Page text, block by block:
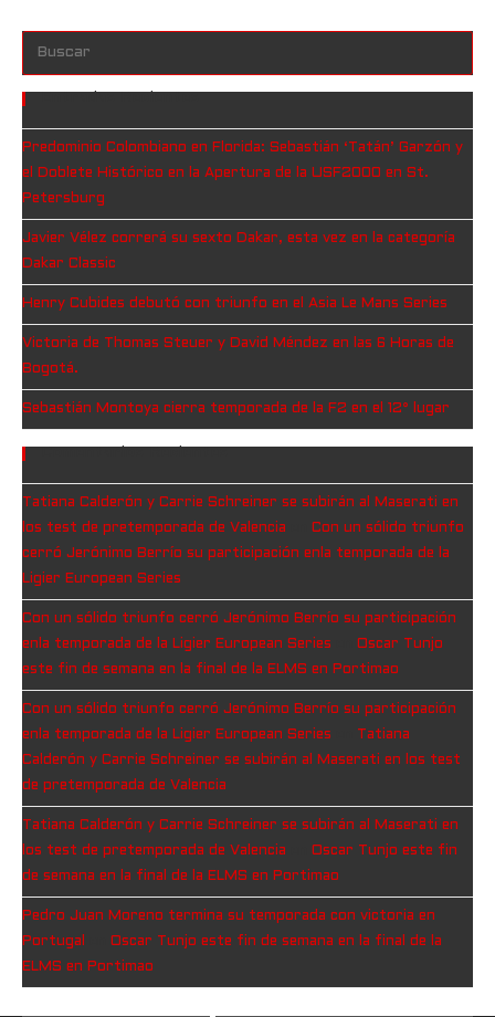
Predominio Colombiano en Florida: Sebastián ‘Tatán’ Garzón y
el Doblete Histórico en la Apertura de la USF2000 en St.
Petersburg
Javier Vélez correrá su sexto Dakar, esta vez en la categoría
Dakar Classic
Henry Cubides debutó con triunfo en el Asia Le Mans Series
Victoria de Thomas Steuer y David Méndez en las 6 Horas de
Bogotá.
Sebastián Montoya cierra temporada de la F2 en el 12° lugar
Tatiana Calderón y Carrie Schreiner se subirán al Maserati en
los test de pretemporada de Valencia
Con un sólido triunfo
cerró Jerónimo Berrío su participación enla temporada de la
Ligier European Series
Con un sólido triunfo cerró Jerónimo Berrío su participación
enla temporada de la Ligier European Series
Oscar Tunjo
este fin de semana en la final de la ELMS en Portimao
Con un sólido triunfo cerró Jerónimo Berrío su participación
enla temporada de la Ligier European Series
Tatiana
Calderón y Carrie Schreiner se subirán al Maserati en los test
de pretemporada de Valencia
Tatiana Calderón y Carrie Schreiner se subirán al Maserati en
los test de pretemporada de Valencia
Oscar Tunjo este fin
de semana en la final de la ELMS en Portimao
Pedro Juan Moreno termina su temporada con victoria en
Portugal
Oscar Tunjo este fin de semana en la final de la
ELMS en Portimao